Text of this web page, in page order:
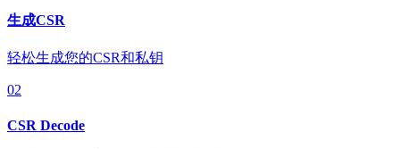
生成CSR
轻松生成您的CSR和私钥
02
CSR Decode